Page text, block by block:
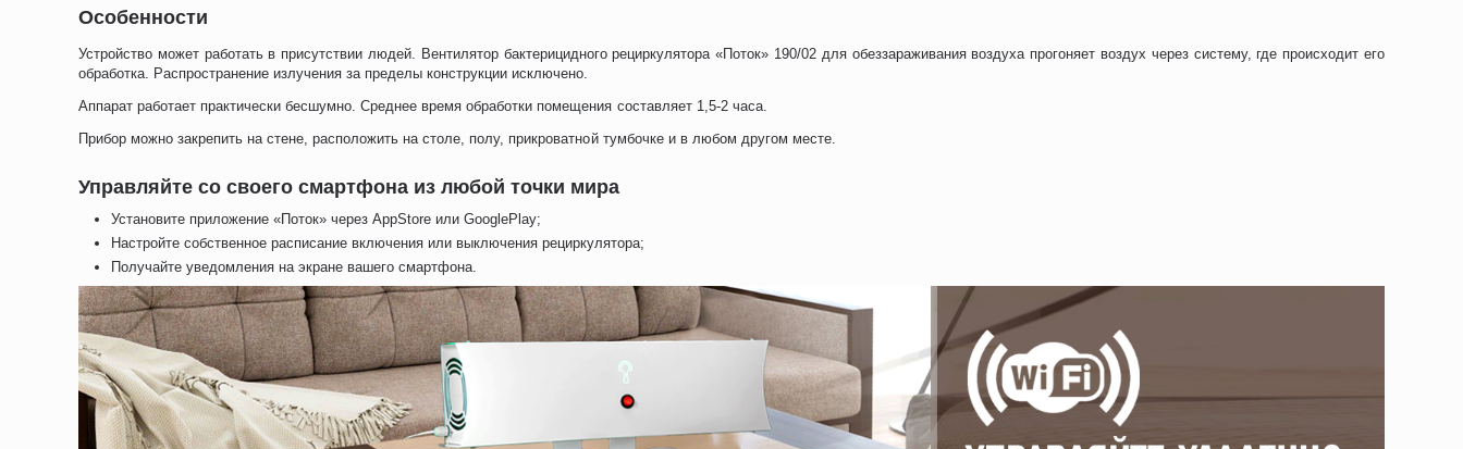
Особенности
Устройство может работать в присутствии людей. Вентилятор бактерицидного рециркулятора «Поток» 190/02 для обеззараживания воздуха прогоняет воздух через систему, где происходит его
обработка. Распространение излучения за пределы конструкции исключено.
Аппарат работает практически бесшумно. Среднее время обработки помещения составляет 1,5-2 часа.
Прибор можно закрепить на стене, расположить на столе, полу, прикроватной тумбочке и в любом другом месте.
Управляйте со своего смартфона из любой точки мира
Установите приложение «Поток» через AppStore или GooglePlay;
Настройте собственное расписание включения или выключения рециркулятора;
Получайте уведомления на экране вашего смартфона.